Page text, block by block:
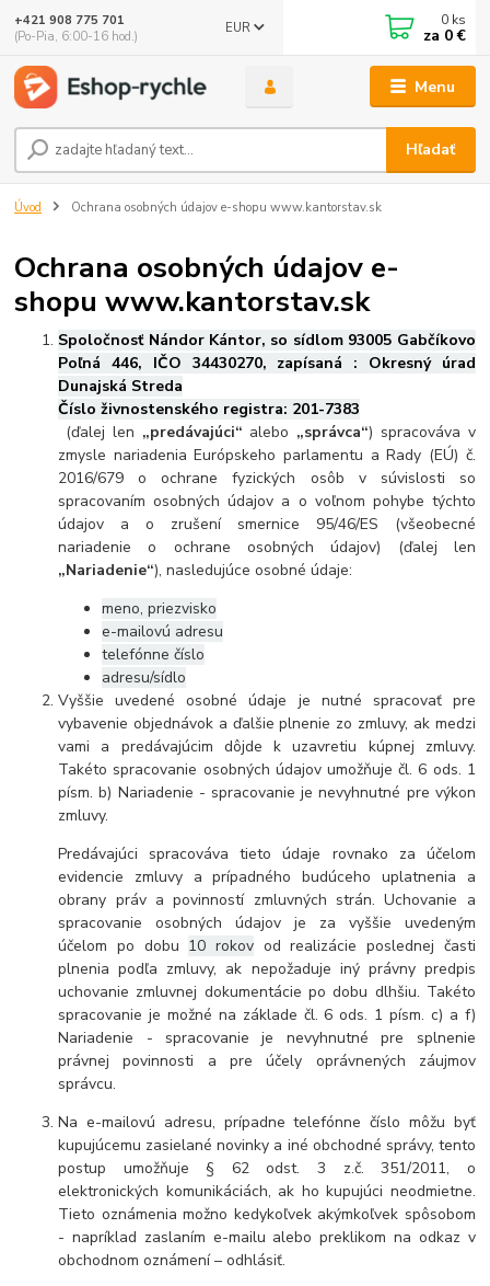
Menu
EUR
Hľadať
+421 908 775 701
(Po-Pia, 6:00-16 hod.)
0 ks
za 0 €
Úvod Ochrana osobných údajov e-shopu www.kantorstav.sk
Ochrana osobných údajov e-
shopu www.kantorstav.sk
Spoločnosť Nándor Kántor, so sídlom 93005 Gabčíkovo
Poľná 446, IČO 34430270, zapísaná : Okresný úrad
Dunajská Streda
Číslo živnostenského registra: 201-7383
(ďalej len „predávajúci“ alebo „správca“) spracováva v
zmysle nariadenia Európskeho parlamentu a Rady (EÚ) č.
2016/679 o ochrane fyzických osôb v súvislosti so
spracovaním osobných údajov a o voľnom pohybe týchto
údajov a o zrušení smernice 95/46/ES (všeobecné
nariadenie o ochrane osobných údajov) (ďalej len
„Nariadenie“), nasledujúce osobné údaje:
meno, priezvisko
e-mailovú adresu
telefónne číslo
adresu/sídlo
Vyššie uvedené osobné údaje je nutné spracovať pre
vybavenie objednávok a ďalšie plnenie zo zmluvy, ak medzi
vami a predávajúcim dôjde k uzavretiu kúpnej zmluvy.
Takéto spracovanie osobných údajov umožňuje čl. 6 ods. 1
písm. b) Nariadenie - spracovanie je nevyhnutné pre výkon
zmluvy.
Predávajúci spracováva tieto údaje rovnako za účelom
evidencie zmluvy a prípadného budúceho uplatnenia a
obrany práv a povinností zmluvných strán. Uchovanie a
spracovanie osobných údajov je za vyššie uvedeným
účelom po dobu 10 rokovod realizácie poslednej časti
plnenia podľa zmluvy, ak nepožaduje iný právny predpis
uchovanie zmluvnej dokumentácie po dobu dlhšiu. Takéto
spracovanie je možné na základe čl. 6 ods. 1 písm. c) a f)
Nariadenie - spracovanie je nevyhnutné pre splnenie
právnej povinnosti a pre účely oprávnených záujmov
správcu.
Na e-mailovú adresu, prípadne telefónne číslo môžu byť
kupujúcemu zasielané novinky a iné obchodné správy, tento
postup umožňuje § 62 odst. 3 z.č. 351/2011, o
elektronických komunikáciách, ak ho kupujúci neodmietne.
Tieto oznámenia možno kedykoľvek akýmkoľvek spôsobom
- napríklad zaslaním e-mailu alebo preklikom na odkaz v
obchodnom oznámení – odhlásiť.